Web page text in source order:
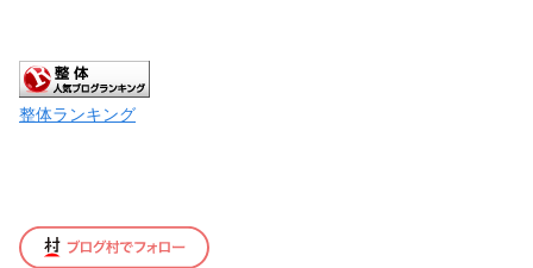
整体ランキング